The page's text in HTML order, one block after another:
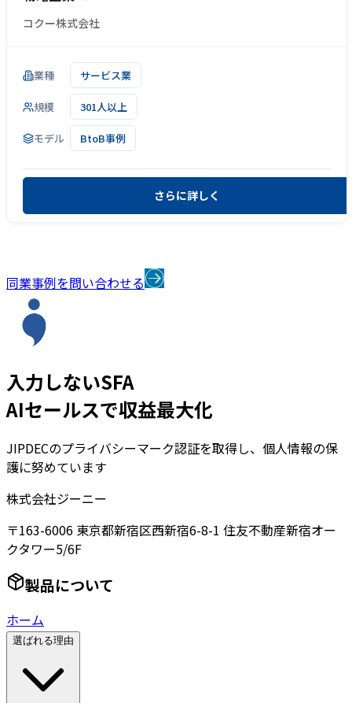
コクー株式会社
業種 サービス業
規模 301人以上
モデル BtoB事例
さらに詳しく
同業事例を問い合わせる
入力しないSFA
AIセールスで収益最大化
JIPDECのプライバシーマーク認証を取得し、個人情報の保
護に努めています
株式会社ジーニー
〒163-6006 東京都新宿区西新宿6-8-1 住友不動産新宿オー
クタワー5/6F
製品について
ホーム
選ばれる理由